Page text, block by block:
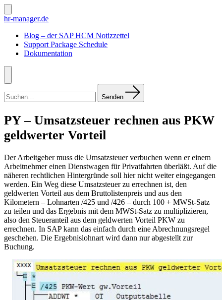
Zum
Inhalt
Suche
ein-/ausblenden
hr-manager.de
Blog – der SAP HCM Notizzettel
Support Package Schedule
Dokumentation
Menü
nach:
Senden
PY – Umsatzsteuer rechnen aus PKW
geldwerter Vorteil
Der Arbeitgeber muss die Umsatzsteuer verbuchen wenn er einem
Arbeitnehmer einen Dienstwagen für Privatfahrten überläßt. Auf die
näheren rechtlichen Hintergründe soll hier nicht weiter eingegangen
werden. Ein Weg diese Umsatzsteuer zu errechnen ist, den
geldwerten Vorteil aus dem Bruttolistenpreis und aus den
Kilometern – Lohnarten /425 und /426 – durch 100 + MWSt-Satz
zu teilen und das Ergebnis mit dem MWSt-Satz zu multiplizieren,
also den Steueranteil aus dem geldwerten Vorteil PKW zu
errechnen. In SAP kann das einfach durch eine Abrechnungsregel
geschehen. Die Ergebnislohnart wird dann nur abgestellt zur
Buchung.